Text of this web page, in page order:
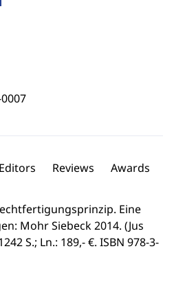
Reviews Awards
Eine
Mohr Siebeck 2014. (Jus
S.; Ln.: 189,- €. ISBN 978-3-